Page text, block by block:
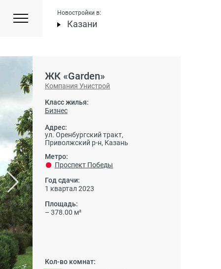
Новостройки в:
Казани
ЖК «Garden»
Компания Унистрой
Класс жилья:
Бизнес
Адрес:
ул. Оренбургский тракт,
Приволжский р-н, Казань
Метро:
Проспект Победы
Год сдачи:
1 квартал 2023
Площадь:
– 378.00 м²
Кол-во комнат: